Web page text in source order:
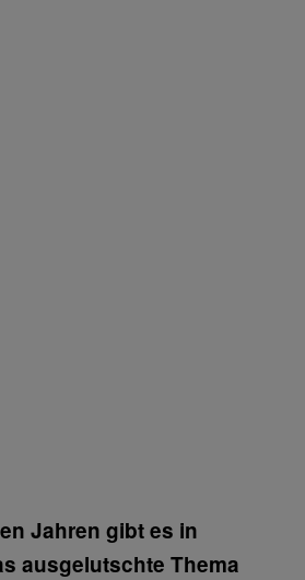
Jahren gibt es in
ausgelutschte Thema